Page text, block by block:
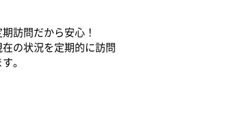
訪問だから安心！
の状況を定期的に訪問
。